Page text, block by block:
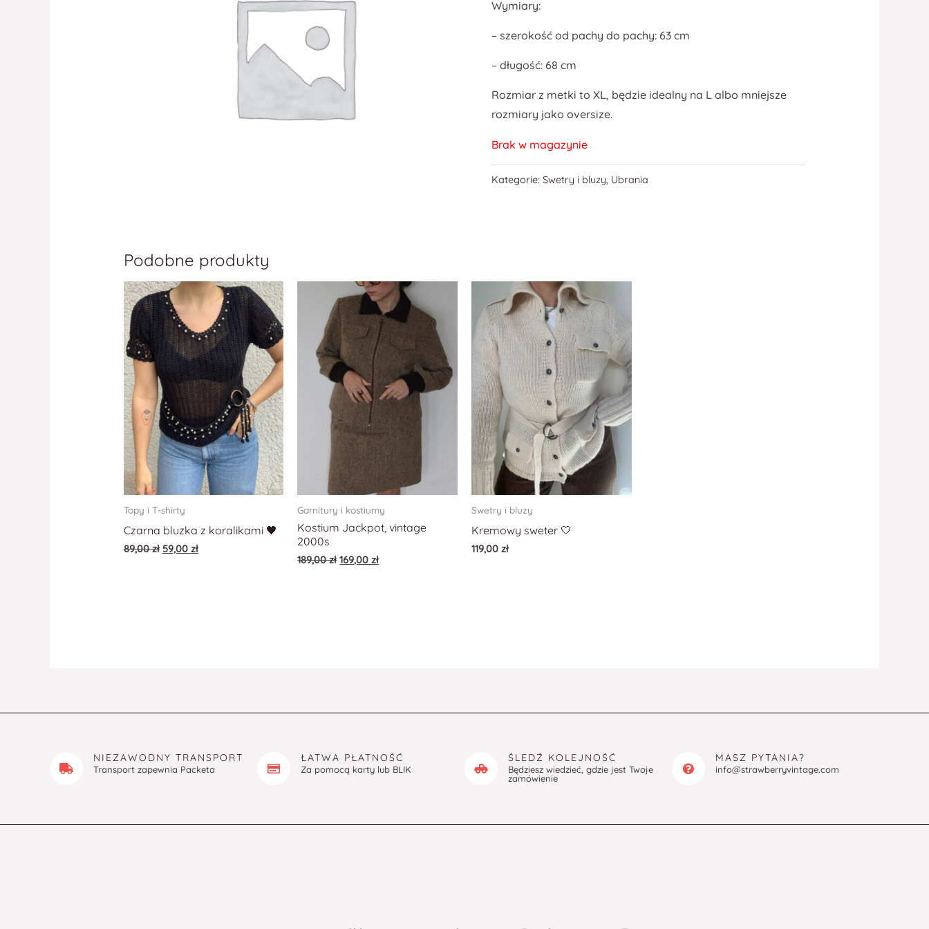
Wymiary:
– szerokość od pachy do pachy: 63 cm
– długość: 68 cm
Rozmiar z metki to XL, będzie idealny na L albo mniejsze
rozmiary jako oversize.
Brak w magazynie
Kategorie:Swetry i bluzy, Ubrania
Podobne produkty
Topy i T-shirty
Czarna bluzka z koralikami 🖤
89,00zł 59,00 zł
Garnitury i kostiumy
Kostium Jackpot, vintage
2000s
189,00zł 169,00zł
Swetry i bluzy
Kremowy sweter 🤍
119,00 zł
NIEZAWODNY TRANSPORT
Transport zapewnia Packeta
ŁATWA PŁATNOŚĆ
Za pomocą karty lub BLIK
ŚLEDŹ KOLEJNOŚĆ
Będziesz wiedzieć, gdzie jest Twoje
zamówienie
MASZ PYTANIA?
info@strawberryvintage.com